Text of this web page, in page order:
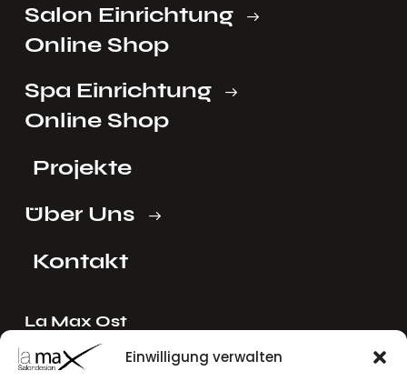
Einwilligung verwalten
Salon Einrichtung
Online Shop
Spa Einrichtung
Online Shop
Projekte
Über Uns
Kontakt
La Max Ost
Ing. Reinhard Mayer e.U.
Stadlgasse 4